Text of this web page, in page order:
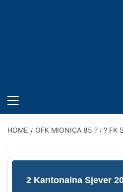
MENU
HOME OFK MIONICA 85 ? : ? FK
2 Kantonalna Sjever